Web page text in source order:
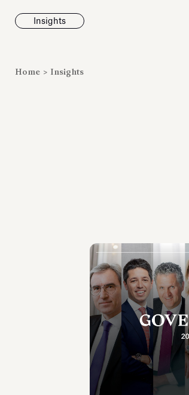
Insights
Home > Insights